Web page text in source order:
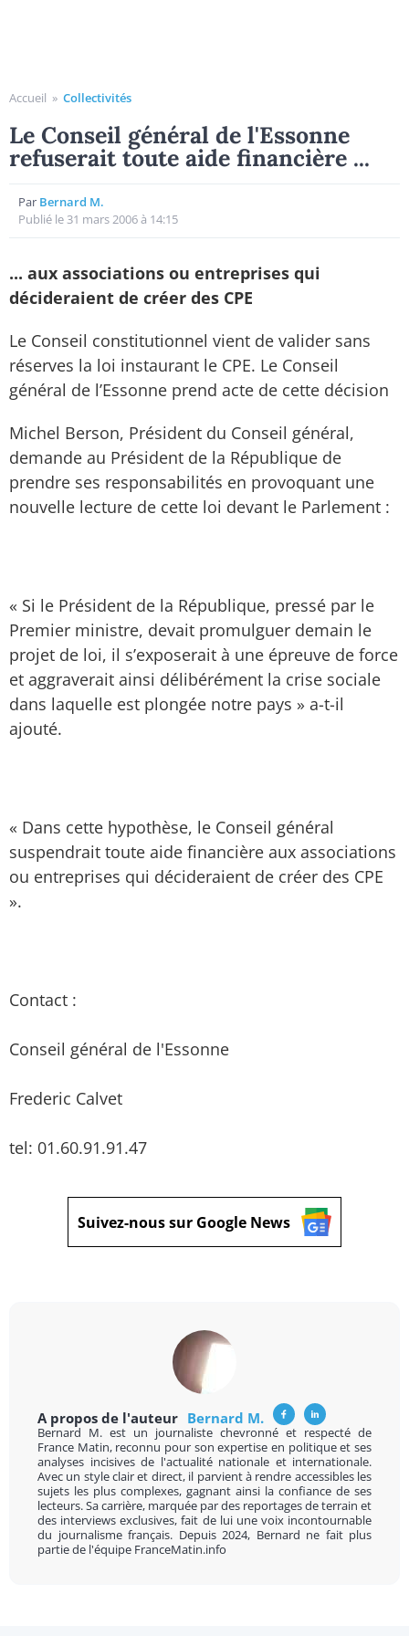
Accueil » Collectivités
Le Conseil général de l'Essonne
refuserait toute aide financière ...
Par Bernard M.
Publié le 31 mars 2006 à 14:15
... aux associations ou entreprises qui
décideraient de créer des CPE
Le Conseil constitutionnel vient de valider sans
réserves la loi instaurant le CPE. Le Conseil
général de l’Essonne prend acte de cette décision
Michel Berson, Président du Conseil général,
demande au Président de la République de
prendre ses responsabilités en provoquant une
nouvelle lecture de cette loi devant le Parlement :
« Si le Président de la République, pressé par le
Premier ministre, devait promulguer demain le
projet de loi, il s’exposerait à une épreuve de force
et aggraverait ainsi délibérément la crise sociale
dans laquelle est plongée notre pays » a-t-il
ajouté.
« Dans cette hypothèse, le Conseil général
suspendrait toute aide financière aux associations
ou entreprises qui décideraient de créer des CPE
».
Contact :
Conseil général de l'Essonne
Frederic Calvet
tel: 01.60.91.91.47
Suivez-nous sur Google News
A propos de l'auteur Bernard M.
Bernard M. est un journaliste chevronné et respecté de
France Matin, reconnu pour son expertise en politique et ses
analyses incisives de l'actualité nationale et internationale.
Avec un style clair et direct, il parvient à rendre accessibles les
sujets les plus complexes, gagnant ainsi la confiance de ses
lecteurs. Sa carrière, marquée par des reportages de terrain et
des interviews exclusives, fait de lui une voix incontournable
du journalisme français. Depuis 2024, Bernard ne fait plus
partie de l'équipe FranceMatin.info